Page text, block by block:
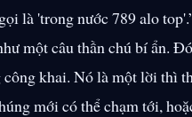
là 'trong nước 789 alo
một câu thần chú bí ẩn.
khai. Nó là một lời thì
mới có thể chạm tới,